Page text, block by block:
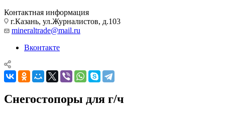
Контактная информация
г.Казань, ул.Журналистов, д.103
mineraltrade@mail.ru
Вконтакте
Снегостопоры для г/ч